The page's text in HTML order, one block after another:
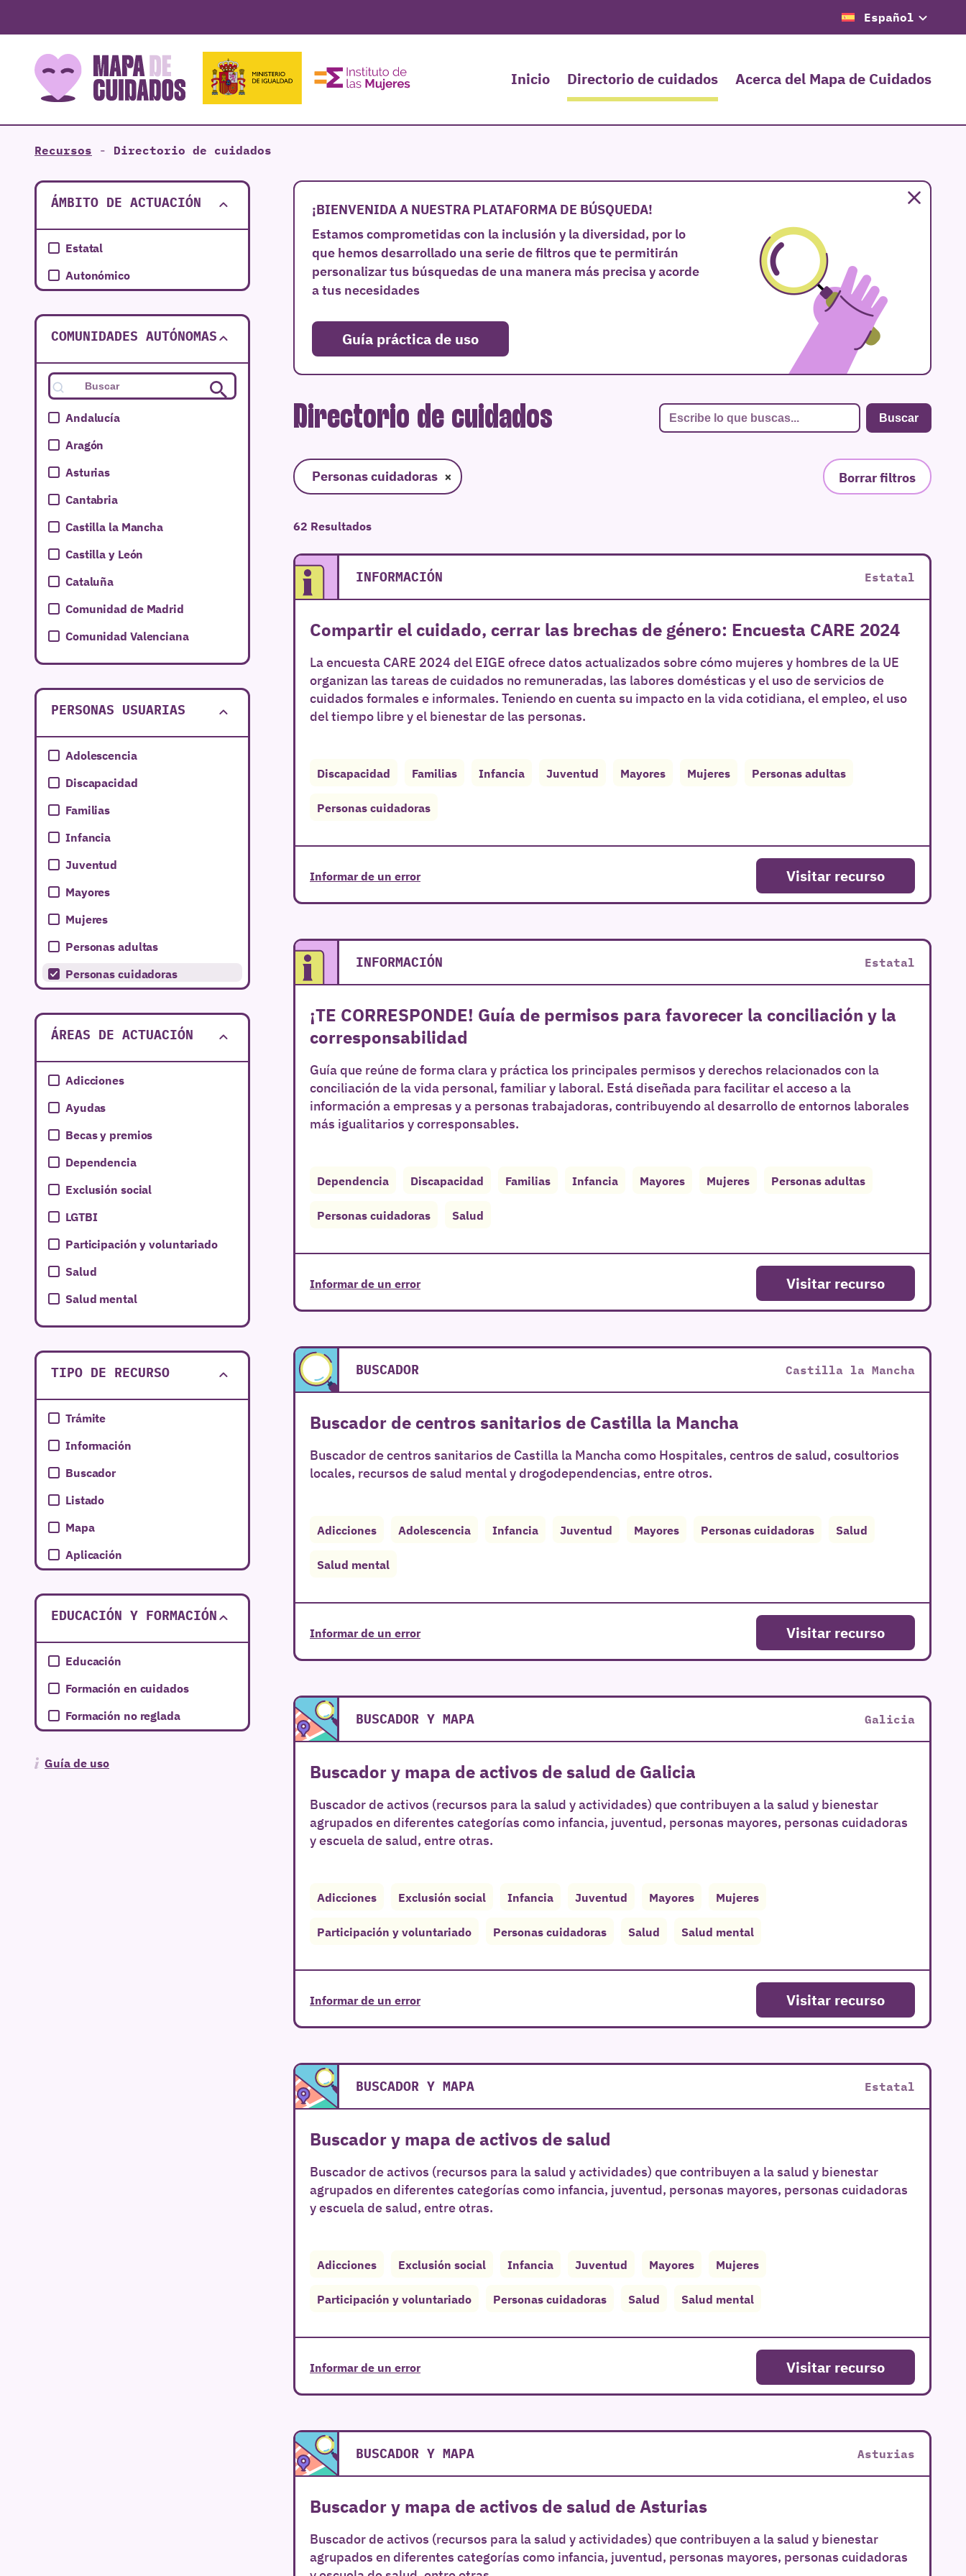
Español
Inicio Directorio de cuidados Acerca del Mapa de Cuidados
Recursos - Directorio de cuidados
ÁMBITO DE ACTUACIÓN
Estatal
Autonómico
COMUNIDADES AUTÓNOMAS
Andalucía
Aragón
Asturias
Cantabria
Castilla la Mancha
Castilla y León
Cataluña
Comunidad de Madrid
Comunidad Valenciana
Galicia
Islas Baleares
Navarra
PERSONAS USUARIAS
Adolescencia
Discapacidad
Familias
Infancia
Juventud
Mayores
Mujeres
Personas adultas
Personas cuidadoras
ÁREAS DE ACTUACIÓN
Adicciones
Ayudas
Becas y premios
Dependencia
Exclusión social
LGTBI
Participación y voluntariado
Salud
Salud mental
Salud sexual
Servicios Sociales
Subvenciones
TIPO DE RECURSO
Trámite
Información
Buscador
Listado
Mapa
Aplicación
EDUCACIÓN Y FORMACIÓN
Educación
Formación en cuidados
Formación no reglada
Guía de uso
¡BIENVENIDA A NUESTRA PLATAFORMA DE BÚSQUEDA!
Estamos comprometidas con la inclusión y la diversidad, por lo
que hemos desarrollado una serie de filtros que te permitirán
personalizar tus búsquedas de una manera más precisa y acorde
a tus necesidades
Guía práctica de uso
Cerrar
Directorio de cuidados
Personas cuidadoras × Borrar filtros
62 Resultados
INFORMACIÓN Estatal
Compartir el cuidado, cerrar las brechas de género: Encuesta CARE 2024
La encuesta CARE 2024 del EIGE ofrece datos actualizados sobre cómo mujeres y hombres de la UE
organizan las tareas de cuidados no remuneradas, las labores domésticas y el uso de servicios de
cuidados formales e informales. Teniendo en cuenta su impacto en la vida cotidiana, el empleo, el uso
del tiempo libre y el bienestar de las personas.
Discapacidad Familias Infancia Juventud Mayores Mujeres Personas adultas
Personas cuidadoras
Informar de un error Visitar recurso
INFORMACIÓN Estatal
¡TE CORRESPONDE! Guía de permisos para favorecer la conciliación y la
corresponsabilidad
Guía que reúne de forma clara y práctica los principales permisos y derechos relacionados con la
conciliación de la vida personal, familiar y laboral. Está diseñada para facilitar el acceso a la
información a empresas y a personas trabajadoras, contribuyendo al desarrollo de entornos laborales
más igualitarios y corresponsables.
Dependencia Discapacidad Familias Infancia Mayores Mujeres Personas adultas
Personas cuidadoras Salud
Informar de un error Visitar recurso
BUSCADOR Castilla la Mancha
Buscador de centros sanitarios de Castilla la Mancha
Buscador de centros sanitarios de Castilla la Mancha como Hospitales, centros de salud, cosultorios
locales, recursos de salud mental y drogodependencias, entre otros.
Adicciones Adolescencia Infancia Juventud Mayores Personas cuidadoras Salud
Salud mental
Informar de un error Visitar recurso
BUSCADOR Y MAPA Galicia
Buscador y mapa de activos de salud de Galicia
Buscador de activos (recursos para la salud y actividades) que contribuyen a la salud y bienestar
agrupados en diferentes categorías como infancia, juventud, personas mayores, personas cuidadoras
y escuela de salud, entre otras.
Adicciones Exclusión social Infancia Juventud Mayores Mujeres
Participación y voluntariado Personas cuidadoras Salud Salud mental
Informar de un error Visitar recurso
BUSCADOR Y MAPA Estatal
Buscador y mapa de activos de salud
Buscador de activos (recursos para la salud y actividades) que contribuyen a la salud y bienestar
agrupados en diferentes categorías como infancia, juventud, personas mayores, personas cuidadoras
y escuela de salud, entre otras.
Adicciones Exclusión social Infancia Juventud Mayores Mujeres
Participación y voluntariado Personas cuidadoras Salud Salud mental
Informar de un error Visitar recurso
BUSCADOR Y MAPA Asturias
Buscador y mapa de activos de salud de Asturias
Buscador de activos (recursos para la salud y actividades) que contribuyen a la salud y bienestar
agrupados en diferentes categorías como infancia, juventud, personas mayores, personas cuidadoras